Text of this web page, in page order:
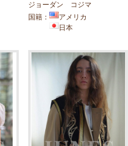
ジョーダン コジマ
国籍：
アメリカ
日本